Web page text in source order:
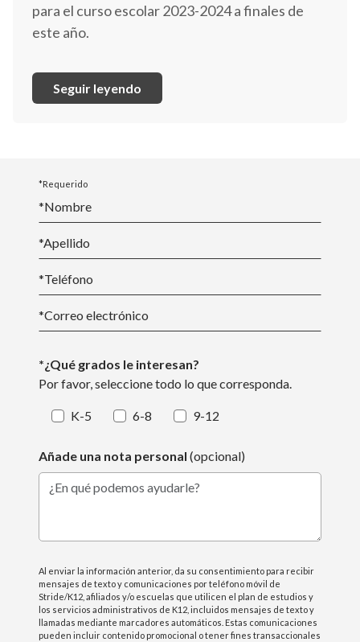
para el curso escolar 2023-2024 a finales de
este año.
Seguir leyendo
*Requerido
*Nombre
*Apellido
*Teléfono
*Correo electrónico
*¿Qué grados le interesan?
Por favor, seleccione todo lo que corresponda.
K-5 6-8 9-12
Añade una nota personal (opcional)
¿En qué podemos ayudarle?
Al enviar la información anterior, da su consentimiento para recibir
mensajes de texto y comunicaciones por teléfono móvil de
Stride/K12, afiliados y/o escuelas que utilicen el plan de estudios y
los servicios administrativos de K12, incluidos mensajes de texto y
llamadas mediante marcadores automáticos. Estas comunicaciones
pueden incluir contenido promocional o tener fines transaccionales